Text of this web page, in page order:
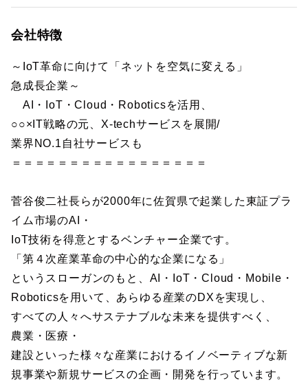
会社特徴
～IoT革命に向けて「ネットを空気に変える」
急成長企業～
AI・IoT・Cloud・Roboticsを活用、
○○×IT戦略の元、X-techサービスを展開/
業界NO.1自社サービスも
＝＝＝＝＝＝＝＝＝＝＝＝＝＝＝＝＝
菅谷俊二社長らが2000年に佐賀県で起業した東証プラ
イム市場のAI・
IoT技術を得意とするベンチャー企業です。
「第４次産業革命の中心的な企業になる」
というスローガンのもと、AI・IoT・Cloud・Mobile・
Roboticsを用いて、あらゆる産業のDXを実現し、
すべての人々へサステナブルな未来を提供すべく、
農業・医療・
建設といった様々な産業におけるイノベーティブな新
規事業や新規サービスの企画・開発を行っています。